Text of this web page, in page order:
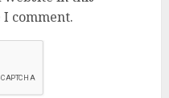
comment.